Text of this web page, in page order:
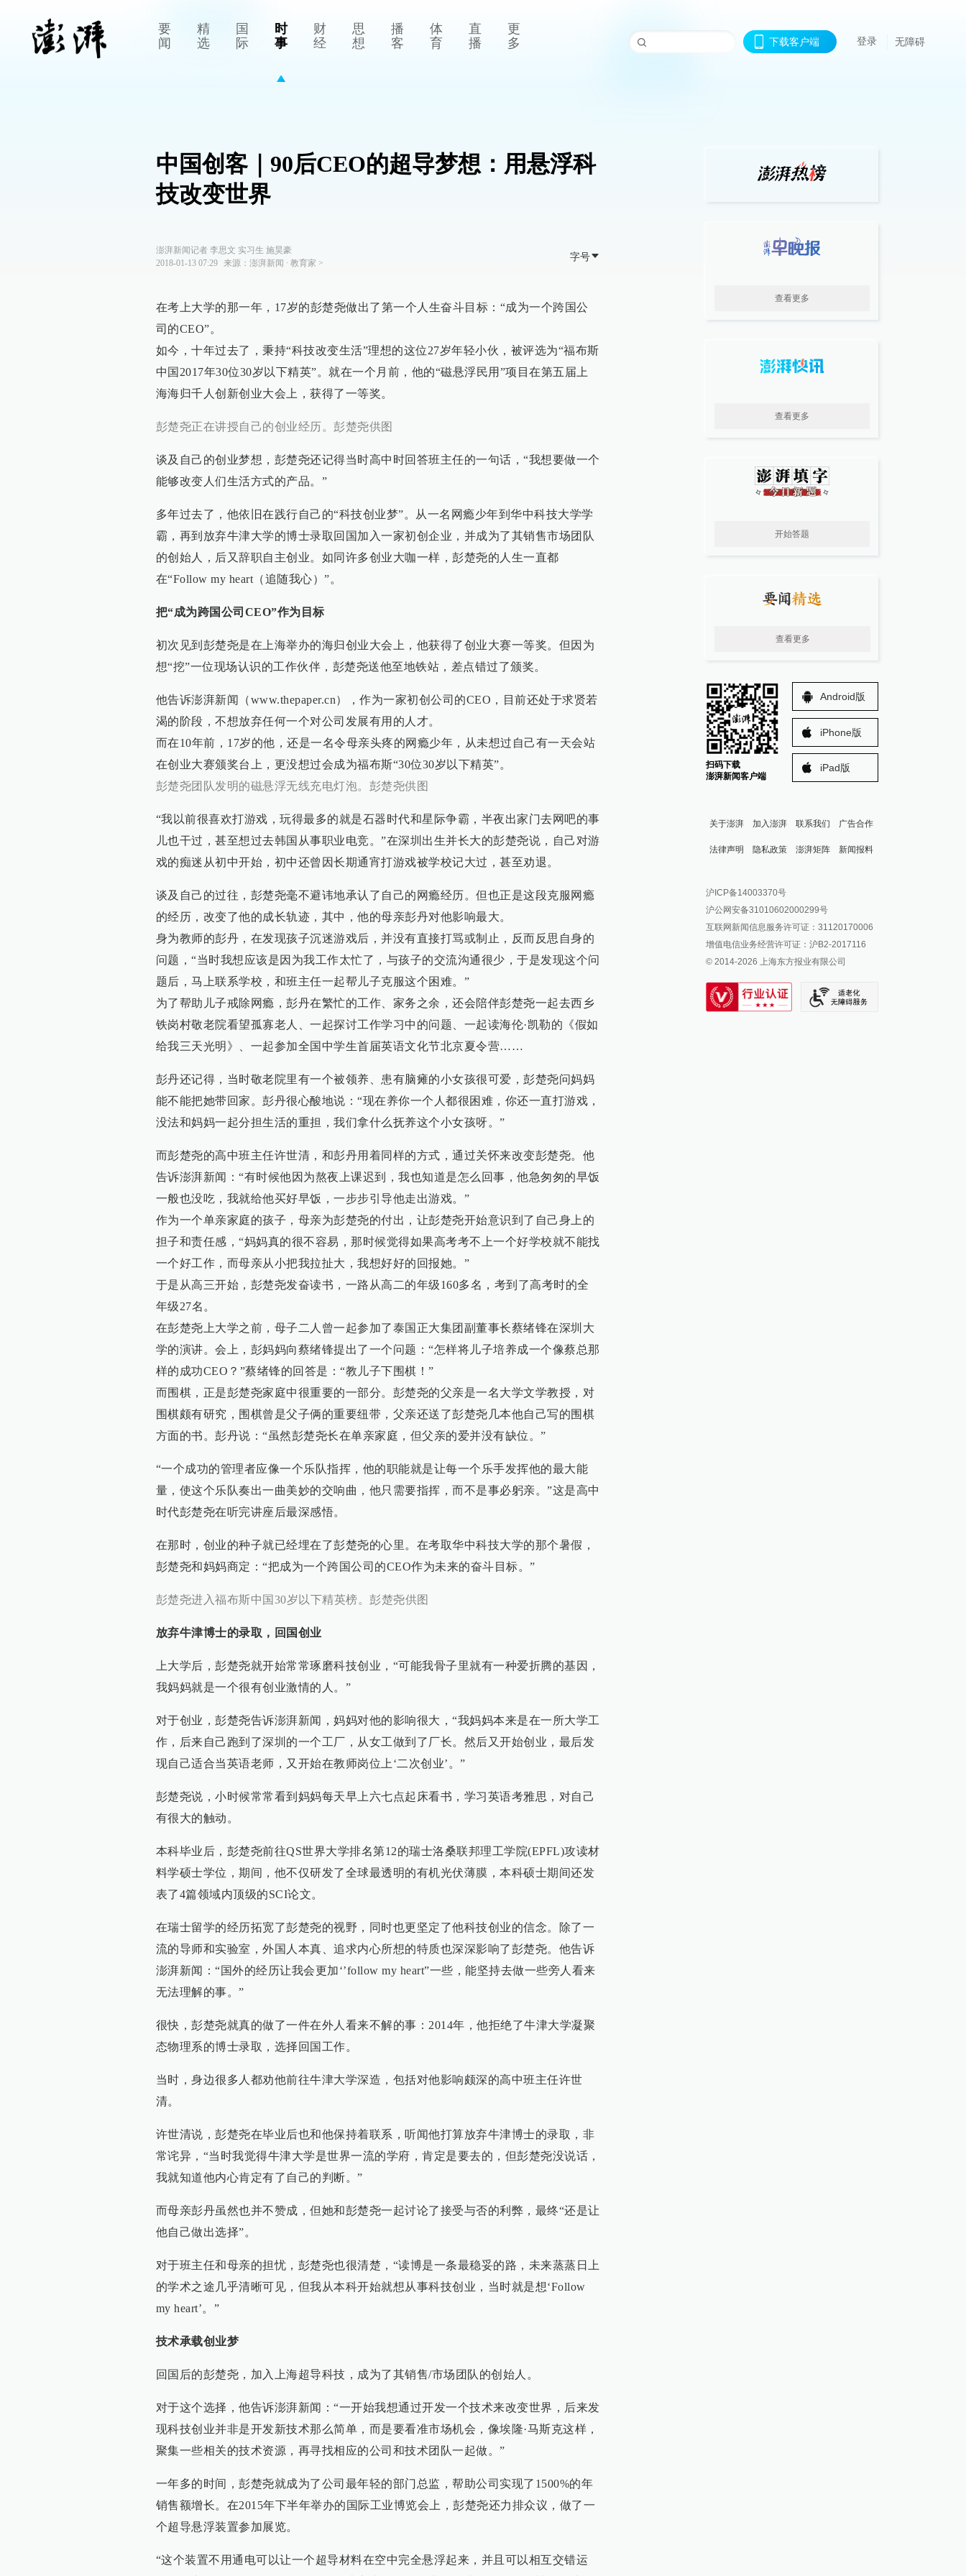
要
闻
精
选
国
际
时
事
财
经
思
想
播
客
体
育
直
播
更
多
下载客户端 登录 无障碍
中国创客｜90后CEO的超导梦想：用悬浮科
技改变世界
澎湃新闻记者 李思文 实习生 施昊豪
2018-01-13 07:29
来源： 澎湃新闻 ∙ 教育家 >
字号
在考上大学的那一年，17岁的彭楚尧做出了第一个人生奋斗目标：“成为一个跨国公
司的CEO”。
如今，十年过去了，秉持“科技改变生活”理想的这位27岁年轻小伙，被评选为“福布斯
中国2017年30位30岁以下精英”。就在一个月前，他的“磁悬浮民用”项目在第五届上
海海归千人创新创业大会上，获得了一等奖。
彭楚尧正在讲授自己的创业经历。彭楚尧供图
谈及自己的创业梦想，彭楚尧还记得当时高中时回答班主任的一句话，“我想要做一个
能够改变人们生活方式的产品。”
多年过去了，他依旧在践行自己的“科技创业梦”。从一名网瘾少年到华中科技大学学
霸，再到放弃牛津大学的博士录取回国加入一家初创企业，并成为了其销售市场团队
的创始人，后又辞职自主创业。如同许多创业大咖一样，彭楚尧的人生一直都
在“Follow my heart（追随我心）”。
把“成为跨国公司CEO”作为目标
初次见到彭楚尧是在上海举办的海归创业大会上，他获得了创业大赛一等奖。但因为
想“挖”一位现场认识的工作伙伴，彭楚尧送他至地铁站，差点错过了颁奖。
他告诉澎湃新闻（www.thepaper.cn），作为一家初创公司的CEO，目前还处于求贤若
渴的阶段，不想放弃任何一个对公司发展有用的人才。
而在10年前，17岁的他，还是一名令母亲头疼的网瘾少年，从未想过自己有一天会站
在创业大赛颁奖台上，更没想过会成为福布斯“30位30岁以下精英”。
彭楚尧团队发明的磁悬浮无线充电灯泡。彭楚尧供图
“我以前很喜欢打游戏，玩得最多的就是石器时代和星际争霸，半夜出家门去网吧的事
儿也干过，甚至想过去韩国从事职业电竞。”在深圳出生并长大的彭楚尧说，自己对游
戏的痴迷从初中开始，初中还曾因长期通宵打游戏被学校记大过，甚至劝退。
谈及自己的过往，彭楚尧毫不避讳地承认了自己的网瘾经历。但也正是这段克服网瘾
的经历，改变了他的成长轨迹，其中，他的母亲彭丹对他影响最大。
身为教师的彭丹，在发现孩子沉迷游戏后，并没有直接打骂或制止，反而反思自身的
问题，“当时我想应该是因为我工作太忙了，与孩子的交流沟通很少，于是发现这个问
题后，马上联系学校，和班主任一起帮儿子克服这个困难。”
为了帮助儿子戒除网瘾，彭丹在繁忙的工作、家务之余，还会陪伴彭楚尧一起去西乡
铁岗村敬老院看望孤寡老人、一起探讨工作学习中的问题、一起读海伦·凯勒的《假如
给我三天光明》、一起参加全国中学生首届英语文化节北京夏令营……
彭丹还记得，当时敬老院里有一个被领养、患有脑瘫的小女孩很可爱，彭楚尧问妈妈
能不能把她带回家。彭丹很心酸地说：“现在养你一个人都很困难，你还一直打游戏，
没法和妈妈一起分担生活的重担，我们拿什么抚养这个小女孩呀。”
而彭楚尧的高中班主任许世清，和彭丹用着同样的方式，通过关怀来改变彭楚尧。他
告诉澎湃新闻：“有时候他因为熬夜上课迟到，我也知道是怎么回事，他急匆匆的早饭
一般也没吃，我就给他买好早饭，一步步引导他走出游戏。”
作为一个单亲家庭的孩子，母亲为彭楚尧的付出，让彭楚尧开始意识到了自己身上的
担子和责任感，“妈妈真的很不容易，那时候觉得如果高考考不上一个好学校就不能找
一个好工作，而母亲从小把我拉扯大，我想好好的回报她。”
于是从高三开始，彭楚尧发奋读书，一路从高二的年级160多名，考到了高考时的全
年级27名。
在彭楚尧上大学之前，母子二人曾一起参加了泰国正大集团副董事长蔡绪锋在深圳大
学的演讲。会上，彭妈妈向蔡绪锋提出了一个问题：“怎样将儿子培养成一个像蔡总那
样的成功CEO？”蔡绪锋的回答是：“教儿子下围棋！”
而围棋，正是彭楚尧家庭中很重要的一部分。彭楚尧的父亲是一名大学文学教授，对
围棋颇有研究，围棋曾是父子俩的重要纽带，父亲还送了彭楚尧几本他自己写的围棋
方面的书。彭丹说：“虽然彭楚尧长在单亲家庭，但父亲的爱并没有缺位。”
“一个成功的管理者应像一个乐队指挥，他的职能就是让每一个乐手发挥他的最大能
量，使这个乐队奏出一曲美妙的交响曲，他只需要指挥，而不是事必躬亲。”这是高中
时代彭楚尧在听完讲座后最深感悟。
在那时，创业的种子就已经埋在了彭楚尧的心里。在考取华中科技大学的那个暑假，
彭楚尧和妈妈商定：“把成为一个跨国公司的CEO作为未来的奋斗目标。”
彭楚尧进入福布斯中国30岁以下精英榜。彭楚尧供图
放弃牛津博士的录取，回国创业
上大学后，彭楚尧就开始常常琢磨科技创业，“可能我骨子里就有一种爱折腾的基因，
我妈妈就是一个很有创业激情的人。”
对于创业，彭楚尧告诉澎湃新闻，妈妈对他的影响很大，“我妈妈本来是在一所大学工
作，后来自己跑到了深圳的一个工厂，从女工做到了厂长。然后又开始创业，最后发
现自己适合当英语老师，又开始在教师岗位上‘二次创业’。”
彭楚尧说，小时候常常看到妈妈每天早上六七点起床看书，学习英语考雅思，对自己
有很大的触动。
本科毕业后，彭楚尧前往QS世界大学排名第12的瑞士洛桑联邦理工学院(EPFL)攻读材
料学硕士学位，期间，他不仅研发了全球最透明的有机光伏薄膜，本科硕士期间还发
表了4篇领域内顶级的SCI论文。
在瑞士留学的经历拓宽了彭楚尧的视野，同时也更坚定了他科技创业的信念。除了一
流的导师和实验室，外国人本真、追求内心所想的特质也深深影响了彭楚尧。他告诉
澎湃新闻：“国外的经历让我会更加‘’follow my heart”一些，能坚持去做一些旁人看来
无法理解的事。”
很快，彭楚尧就真的做了一件在外人看来不解的事：2014年，他拒绝了牛津大学凝聚
态物理系的博士录取，选择回国工作。
当时，身边很多人都劝他前往牛津大学深造，包括对他影响颇深的高中班主任许世
清。
许世清说，彭楚尧在毕业后也和他保持着联系，听闻他打算放弃牛津博士的录取，非
常诧异，“当时我觉得牛津大学是世界一流的学府，肯定是要去的，但彭楚尧没说话，
我就知道他内心肯定有了自己的判断。”
而母亲彭丹虽然也并不赞成，但她和彭楚尧一起讨论了接受与否的利弊，最终“还是让
他自己做出选择”。
对于班主任和母亲的担忧，彭楚尧也很清楚，“读博是一条最稳妥的路，未来蒸蒸日上
的学术之途几乎清晰可见，但我从本科开始就想从事科技创业，当时就是想‘Follow
my heart’。”
技术承载创业梦
回国后的彭楚尧，加入上海超导科技，成为了其销售/市场团队的创始人。
对于这个选择，他告诉澎湃新闻：“一开始我想通过开发一个技术来改变世界，后来发
现科技创业并非是开发新技术那么简单，而是要看准市场机会，像埃隆·马斯克这样，
聚集一些相关的技术资源，再寻找相应的公司和技术团队一起做。”
一年多的时间，彭楚尧就成为了公司最年轻的部门总监，帮助公司实现了1500%的年
销售额增长。在2015年下半年举办的国际工业博览会上，彭楚尧还力排众议，做了一
个超导悬浮装置参加展览。
“这个装置不用通电可以让一个超导材料在空中完全悬浮起来，并且可以相互交错运
查看更多
查看更多
开始答题
查看更多
扫码下载
澎湃新闻客户端
Android版
iPhone版
iPad版
关于澎湃 加入澎湃 联系我们 广告合作
法律声明 隐私政策 澎湃矩阵
澎湃新闻公众号
澎湃新闻抖音号
派生万物开放平台
IP SHANGHAI
SIXTH TONE
新闻报料
报料邮箱: news@thepaper.cn
沪ICP备14003370号
沪公网安备31010602000299号
互联网新闻信息服务许可证：31120170006
增值电信业务经营许可证：沪B2-2017116
© 2014-2026 上海东方报业有限公司